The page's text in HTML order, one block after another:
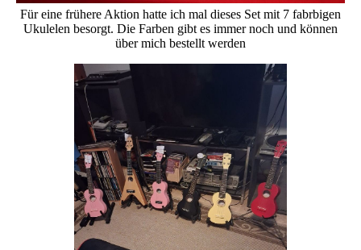
Für eine frühere Aktion hatte ich mal dieses Set mit 7 fabrbigen
Ukulelen besorgt. Die Farben gibt es immer noch und können
über mich bestellt werden